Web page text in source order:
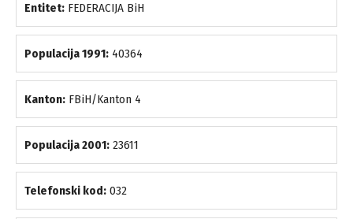
Entitet: FEDERACIJA BiH
Populacija 1991: 40364
Kanton: FBiH/Kanton 4
Populacija 2001: 23611
Telefonski kod: 032